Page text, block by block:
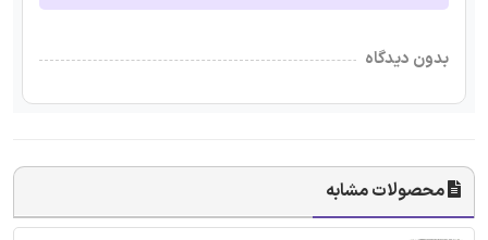
بدون دیدگاه
محصولات مشابه